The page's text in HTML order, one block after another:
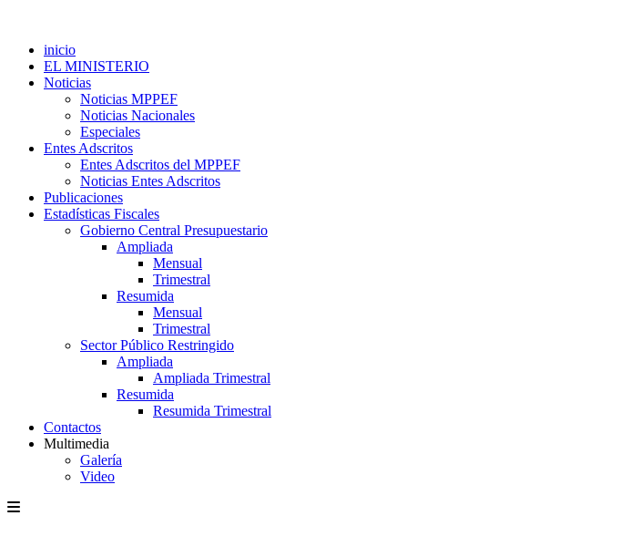
inicio
EL MINISTERIO
Noticias
Noticias MPPEF
Noticias Nacionales
Especiales
Entes Adscritos
Entes Adscritos del MPPEF
Noticias Entes Adscritos
Publicaciones
Estadísticas Fiscales
Gobierno Central Presupuestario
Ampliada
Mensual
Trimestral
Resumida
Mensual
Trimestral
Sector Público Restringido
Ampliada
Ampliada Trimestral
Resumida
Resumida Trimestral
Contactos
Multimedia
Galería
Video